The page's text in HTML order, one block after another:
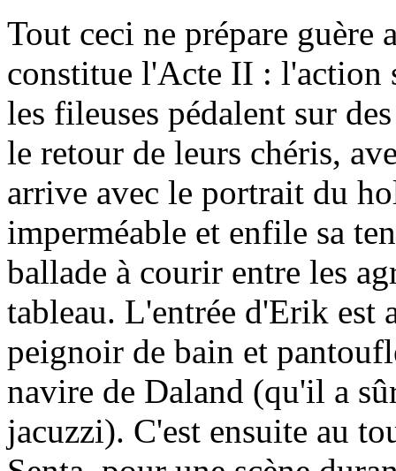
Tout ceci ne prépare guère
constitue l'Acte II : l'action
les fileuses pédalent sur
le retour de leurs chéris,
arrive avec le portrait du
imperméable et enfile sa
ballade à courir entre les
tableau. L'entrée d'Erik est
peignoir de bain et
navire de Daland (qu'il a
jacuzzi). C'est ensuite au